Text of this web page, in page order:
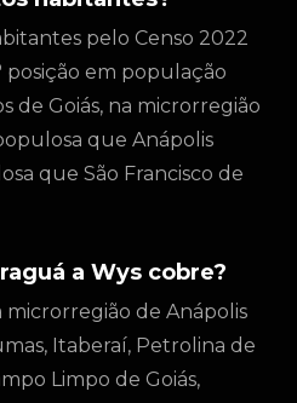
pelo Censo 2022
posição em população
de Goiás, na microrregião
que Anápolis
que São Francisco de
a Wys cobre?
microrregião de Anápolis
Itaberaí, Petrolina de
Limpo de Goiás,